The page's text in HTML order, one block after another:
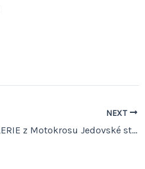
NEXT
FOTOGALERIE z Motokrosu Jedovské stráně 2015